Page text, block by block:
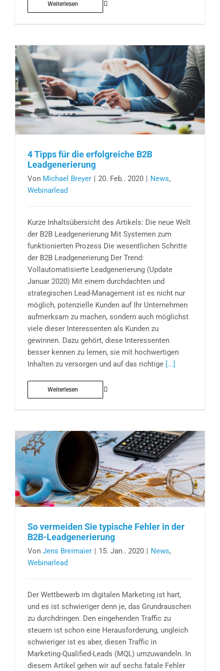
Weiterlesen
4 Tipps für die erfolgreiche B2B
Leadgenerierung
Von Michael Breyer 20. Feb.. 2020 News,
Webinarlead
Kurze Inhaltsübersicht des Artikels: Die neue Welt
der B2B Leadgenerierung Mit Systemen zum
funktionierten Prozess Die wesentlichen Schritte
der B2B Leadgenerierung Der Trend:
Vollautomatisierte Leadgenerierung (Update
Januar 2020) Mit einem durchdachten und
strategischen Lead-Management ist es nicht nur
möglich, potenzielle Kunden auf Ihr Unternehmen
aufmerksam zu machen, sondern auch möglichst
viele dieser Interessenten als Kunden zu
gewinnen. Dazu gehört, diese Interessenten
besser kennen zu lernen, sie mit hochwertigen
Inhalten zu versorgen und auf das richtige [...]
Weiterlesen
So vermeiden Sie typische Fehler in der
B2B-Leadgenerierung
Von Jens Breimaier 15. Jan.. 2020 News,
Webinarlead
Der Wettbewerb im digitalen Marketing ist hart,
und es ist schwieriger denn je, das Grundrauschen
zu durchdringen. Den eingehenden Traffic zu
steuern ist schon eine Herausforderung, ungleich
schwieriger ist es aber, diesen Traffic in
Marketing-Qualified-Leads (MQL) umzuwandeln. In
diesem Artikel gehen wir auf sechs fatale Fehler